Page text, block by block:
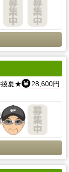
綾夏★
28,600円